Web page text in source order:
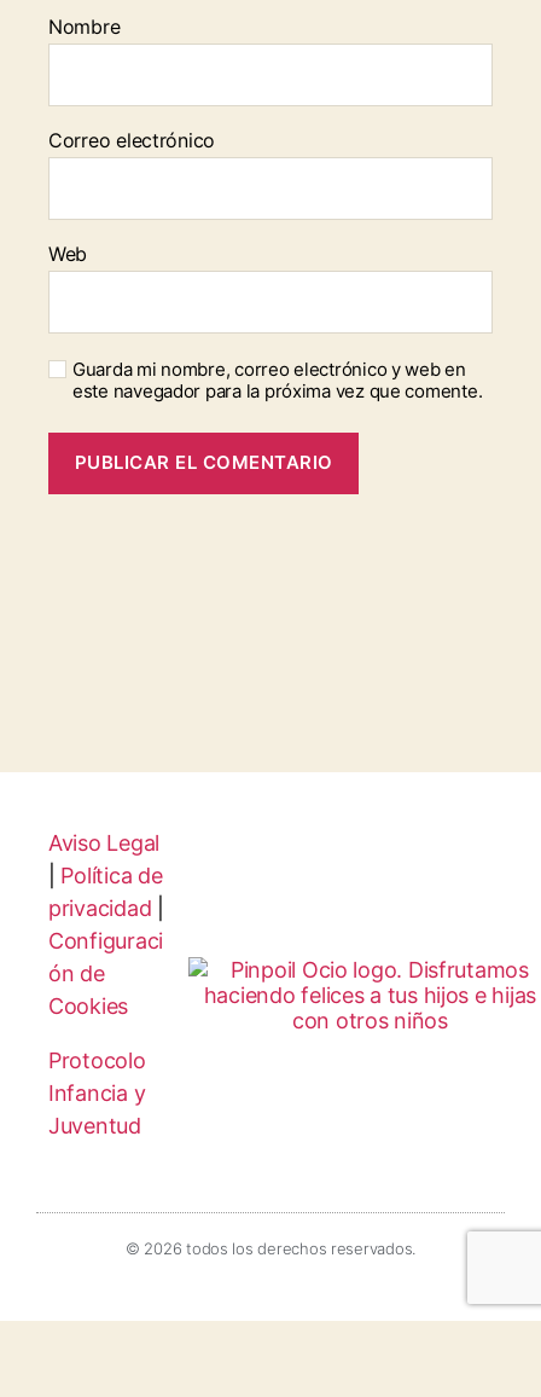
Nombre
Correo electrónico
Web
Guarda mi nombre, correo electrónico y web en
este navegador para la próxima vez que comente.
Aviso Legal
Política de
privacidad
Configuraci
ón de
Cookies
Protocolo
Infancia y
Juventud
© 2026 todos los derechos reservados.